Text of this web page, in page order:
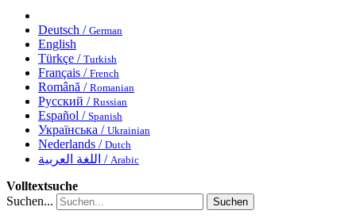
Deutsch / German
English
Türkçe / Turkish
Français / French
Română / Romanian
Русский / Russian
Español / Spanish
Українська / Ukrainian
Nederlands / Dutch
اللغة العربية / Arabic
Volltextsuche
Suchen...
Suchen